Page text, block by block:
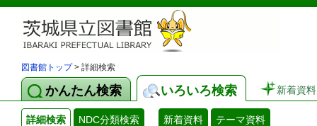
図書館トップ> 詳細検索
かんたん検索 いろいろ検索 新着資料
詳細検索 NDC分類検索 新着資料 テーマ資料